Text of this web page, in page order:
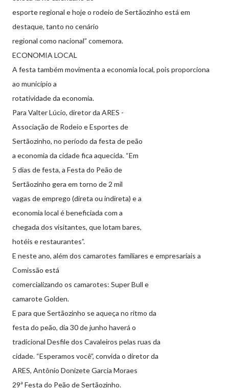
esporte regional e hoje o rodeio de Sertãozinho está em
destaque, tanto no cenário
regional como nacional” comemora.
ECONOMIA LOCAL
A festa também movimenta a economia local, pois proporciona
ao município a
rotatividade da economia.
Para Valter Lúcio, diretor da ARES -
Associação de Rodeio e Esportes de
Sertãozinho, no período da festa de peão
a economia da cidade fica aquecida. “Em
5 dias de festa, a Festa do Peão de
Sertãozinho gera em torno de 2 mil
vagas de emprego (direta ou indireta) e a
economia local é beneficiada com a
chegada dos visitantes, que lotam bares,
hotéis e restaurantes”.
E neste ano, além dos camarotes familiares e empresariais a
Comissão está
comercializando os camarotes: Super Bull e
camarote Golden.
E para que Sertãozinho se aqueça no ritmo da
festa do peão, dia 30 de junho haverá o
tradicional Desfile dos Cavaleiros pelas ruas da
cidade. “Esperamos você”, convida o diretor da
ARES, Antônio Donizete Garcia Moraes
29ª Festa do Peão de Sertãozinho.